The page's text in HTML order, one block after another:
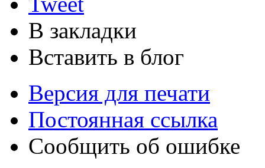
В закладки
Вставить в блог
Версия для печати
Постоянная ссылка
Сообщить об ошибке